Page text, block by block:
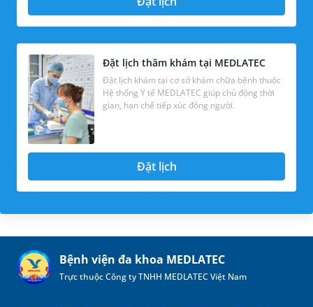
Đặt lịch thăm khám tại MEDLATEC
Đặt lịch khám tại cơ sở khám chữa bệnh thuộc
Hệ thống Y tế MEDLATEC giúp chủ động thời
gian, hạn chế tiếp xúc đông người.
Đặt lịch
Bệnh viện đa khoa MEDLATEC
Trực thuộc Công ty TNHH MEDLATEC Việt Nam